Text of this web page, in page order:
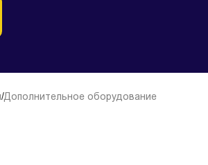
/Дополнительное оборудование